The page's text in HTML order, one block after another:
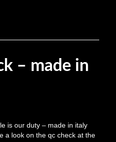
– made in
is our duty – made in italy
a look on the qc check at the